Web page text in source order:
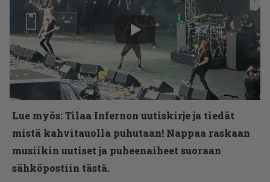
Lue myös:Tilaa Infernon uutiskirje ja tiedät
mistä kahvitauolla puhutaan! Nappaa raskaan
musiikin uutiset ja puheenaiheet suoraan
sähköpostiin tästä.